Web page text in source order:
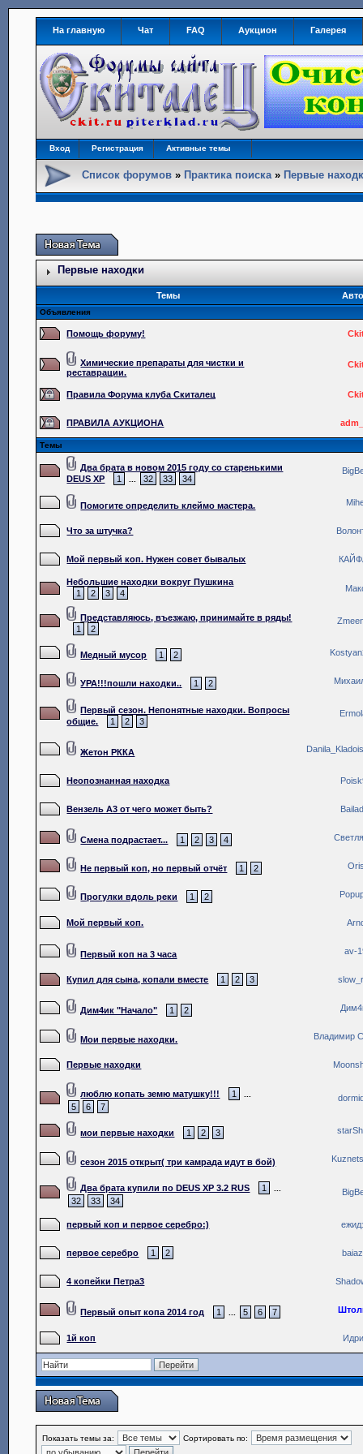
На главную Чат FAQ Аукцион Галерея
Вход Регистрация Активные темы
Список форумов » Практика поиска» Первые
Первые находки
Темы
Объявления
Помощь форуму!
Химические препараты для чистки и
реставрации.
Правила Форума клуба Скиталец
ПРАВИЛА АУКЦИОНА
Темы
Два брата в новом 2015 году со старенькими
DEUS XP
1 32 33 34
Помогите определить клеймо мастера.
Что за штучка?
Мой первый коп. Нужен совет бывалых
Небольшие находки вокруг Пушкина
1
2 3 4
Представляюсь, въезжаю, принимайте в ряды!
1
2
Медный мусор 1 2
УРА!!!пошли находки.. 1 2
Первый сезон. Непонятные находки. Вопросы
общие.
1 2 3
Жетон РККА
Неопознанная находка
Вензель А3 от чего может быть?
Смена подрастает... 1 2 3 4
Не первый коп, но первый отчёт 1 2
Прогулки вдоль реки 1 2
Мой первый коп.
Первый коп на 3 часа av-
Купил для сына, копали вместе 1 2 3
Дим4ик "Начало" 1 2
Мои первые находки. Владимир
Первые находки
люблю копать земю матушку!!! 1
5 6 7
мои первые находки 1 2 3
сезон 2015 открыт( три камрада идут в бой)
Два брата купили по DEUS XP 3.2 RUS 1
32 33 34
первый коп и первое серебро:)
первое серебро 1 2
4 копейки Петра3
Первый опыт копа 2014 год 1 5 6 7
1й коп
Показать темы за: Сортировать по: